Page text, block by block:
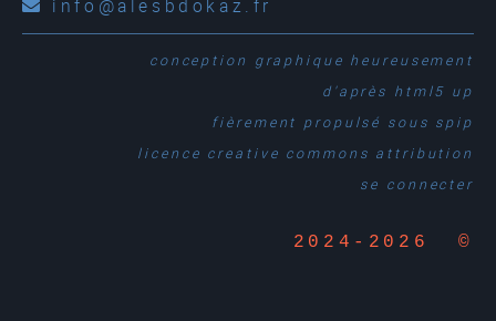
info@alesbdokaz.fr
conception graphique heureusement
d'après html5 up
fièrement propulsé sous spip
licence creative commons attribution
se connecter
2024-2026 ©